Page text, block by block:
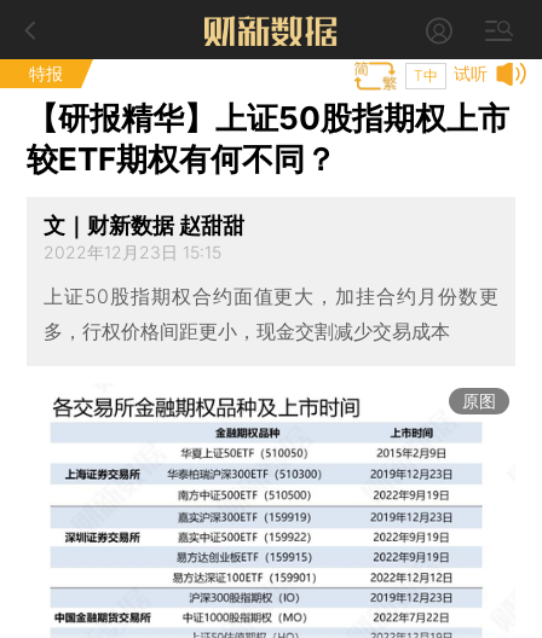
特报 试听
T中
【研报精华】上证50股指期权上市
较ETF期权有何不同？
文｜财新数据 赵甜甜
2022年12月23日 15:15
上证50股指期权合约面值更大，加挂合约月份数更
多，行权价格间距更小，现金交割减少交易成本
原图